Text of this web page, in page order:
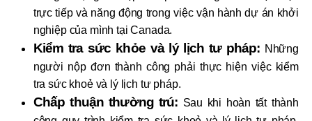
trực tiếp và năng động trong việc vận hành dự án khởi
nghiệp của mình tại Canada.
Kiểm tra sức khỏe và lý lịch tư pháp: Những
người nộp đơn thành công phải thực hiện việc kiểm
tra sức khoẻ và lý lịch tư pháp.
Chấp thuận thường trú: Sau khi hoàn tất thành